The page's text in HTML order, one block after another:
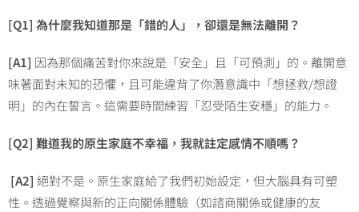
[Q1] 為什麼我知道那是「錯的人」，卻還是無法離開？
[A1] 因為那個痛苦對你來說是「安全」且「可預測」的。離開意
味著面對未知的恐懼，且可能違背了你潛意識中「想拯救/想證
明」的內在誓言。這需要時間練習「忍受陌生安穩」的能力。
[Q2] 難道我的原生家庭不幸福，我就註定感情不順嗎？
[A2] 絕對不是。原生家庭給了我們初始設定，但大腦具有可塑
性。透過覺察與新的正向關係體驗（如諮商關係或健康的友